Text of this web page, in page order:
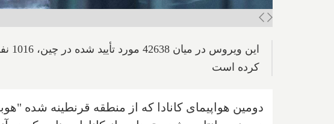
كرده است
دومین هواپیمای کانادا که از منطقه قرنطینه شده